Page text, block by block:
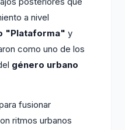
a nivel
"Plataforma" y
como uno de los
género urbano
fusionar
ritmos urbanos